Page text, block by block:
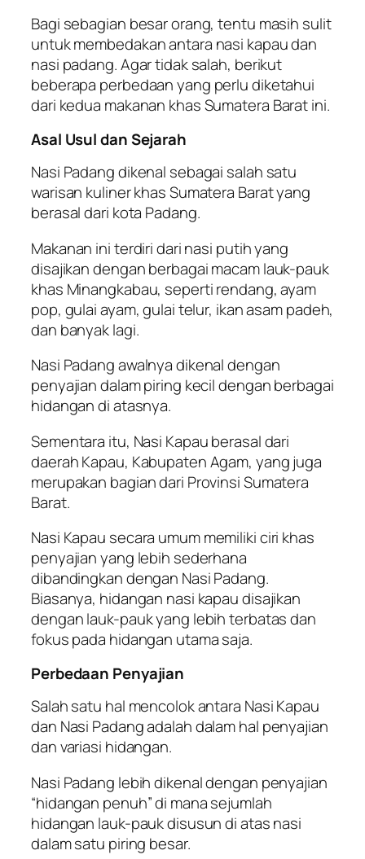
Bagi sebagian besar orang, tentu masih sulit
untuk membedakan antara nasi kapau dan
nasi padang. Agar tidak salah, berikut
beberapa perbedaan yang perlu diketahui
dari kedua makanan khas Sumatera Barat ini.
Asal Usul dan Sejarah
Nasi Padang dikenal sebagai salah satu
warisan kuliner khas Sumatera Barat yang
berasal dari kota Padang.
Makanan ini terdiri dari nasi putih yang
disajikan dengan berbagai macam lauk-pauk
khas Minangkabau, seperti rendang, ayam
pop, gulai ayam, gulai telur, ikan asam padeh,
dan banyak lagi.
Nasi Padang awalnya dikenal dengan
penyajian dalam piring kecil dengan berbagai
hidangan di atasnya.
Sementara itu, Nasi Kapau berasal dari
daerah Kapau, Kabupaten Agam, yang juga
merupakan bagian dari Provinsi Sumatera
Barat.
Nasi Kapau secara umum memiliki ciri khas
penyajian yang lebih sederhana
dibandingkan dengan Nasi Padang.
Biasanya, hidangan nasi kapau disajikan
dengan lauk-pauk yang lebih terbatas dan
fokus pada hidangan utama saja.
Perbedaan Penyajian
Salah satu hal mencolok antara Nasi Kapau
dan Nasi Padang adalah dalam hal penyajian
dan variasi hidangan.
Nasi Padang lebih dikenal dengan penyajian
“hidangan penuh” di mana sejumlah
hidangan lauk-pauk disusun di atas nasi
dalam satu piring besar.